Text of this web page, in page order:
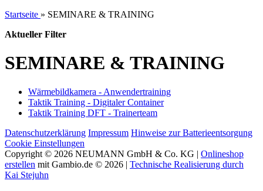
Startseite » SEMINARE & TRAINING
Aktueller Filter
SEMINARE & TRAINING
Wärmebildkamera - Anwendertraining
Taktik Training - Digitaler Container
Taktik Training DFT - Trainerteam
Datenschutzerklärung Impressum Hinweise zur Batterieentsorgung
Cookie Einstellungen
Copyright © 2026 NEUMANN GmbH & Co. KG | Onlineshop
erstellen mit Gambio.de © 2026 | Technische Realisierung durch
Kai Stejuhn